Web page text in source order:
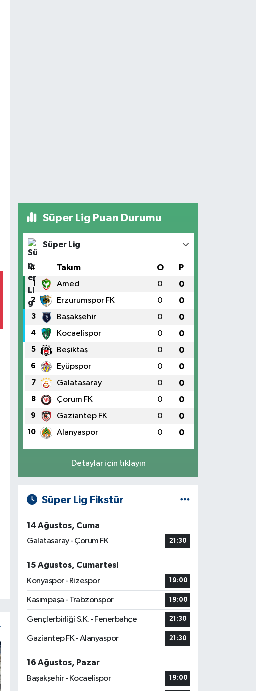
Süper Lig Puan Durumu
Süper Lig
# Takım O P
1 Amed 0 0
2 Erzurumspor FK 0 0
3 Başakşehir 0 0
4 Kocaelispor 0 0
5 Beşiktaş 0 0
6 Eyüpspor 0 0
7 Galatasaray 0 0
8 Çorum FK 0 0
9 Gaziantep FK 0 0
10 Alanyaspor 0 0
Detaylar için tıklayın
Süper Lig Fikstür
14 Ağustos, Cuma
Galatasaray - Çorum FK
21:30
15 Ağustos, Cumartesi
Konyaspor - Rizespor
19:00
Kasımpaşa - Trabzonspor 19:00
Gençlerbirliği S.K. - Fenerbahçe 21:30
Gaziantep FK - Alanyaspor 21:30
16 Ağustos, Pazar
Başakşehir - Kocaelispor
19:00